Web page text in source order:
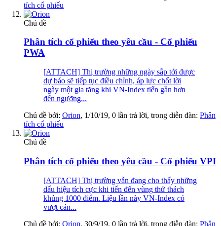
tích cổ phiếu
Chủ đề
Phân tích cổ phiếu theo yêu cầu - Cổ phiếu
PWA
[ATTACH] Thị trường những ngày sắp tới được
dự báo sẽ tiếp tục điều chỉnh, áp lực chốt lời
ngày một gia tăng khi VN-Index tiến gần hơn
đến ngưỡng...
Chủ đề bởi: Orion, 1/10/19, 0 lần trả lời, trong diễn đàn: Phân
tích cổ phiếu
Chủ đề
Phân tích cổ phiếu theo yêu cầu - Cổ phiếu VPI
[ATTACH] Thị trường vẫn đang cho thấy những
dấu hiệu tích cực khi tiến đến vùng thử thách
khủng 1000 điểm. Liệu lần này VN-Index có
vượt cản...
Chủ đề bởi: Orion, 30/9/19, 0 lần trả lời, trong diễn đàn: Phân